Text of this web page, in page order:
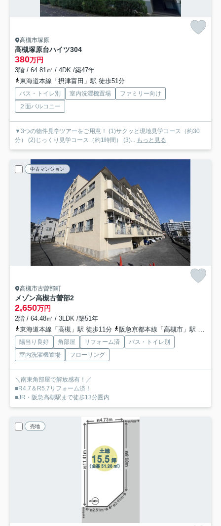
高槻市塚原
高槻塚原台ハイツ304
380万円
3階 / 64.81㎡ / 4DK /築47年
東海道本線「摂津富田」駅 徒歩51分
バス・トイレ別 室内洗濯機置場
ファミリー向け
２面バルコニー
▼3つの物件見学ツアーをご用意！ (1)サクッと現地見学コース（約30
分） (2)じっくり見学コース（約1時間） (3)... もっと見る
中古マンション
高槻市古曽部町
メゾン高槻古曽部2
2,650万円
2階 / 64.48㎡ / 3LDK /築51年
東海道本線「高槻」駅 徒歩11分
阪急京都本線「高槻市」駅 徒歩14分
陽当り良好 角部屋 リフォーム済
バス・トイレ別
室内洗濯機置場
フローリング
＼南東角部屋で解放感有！／
■R4.7＆R5.7リフォーム済！
■JR・阪急高槻駅まで徒歩13分圏内
売地